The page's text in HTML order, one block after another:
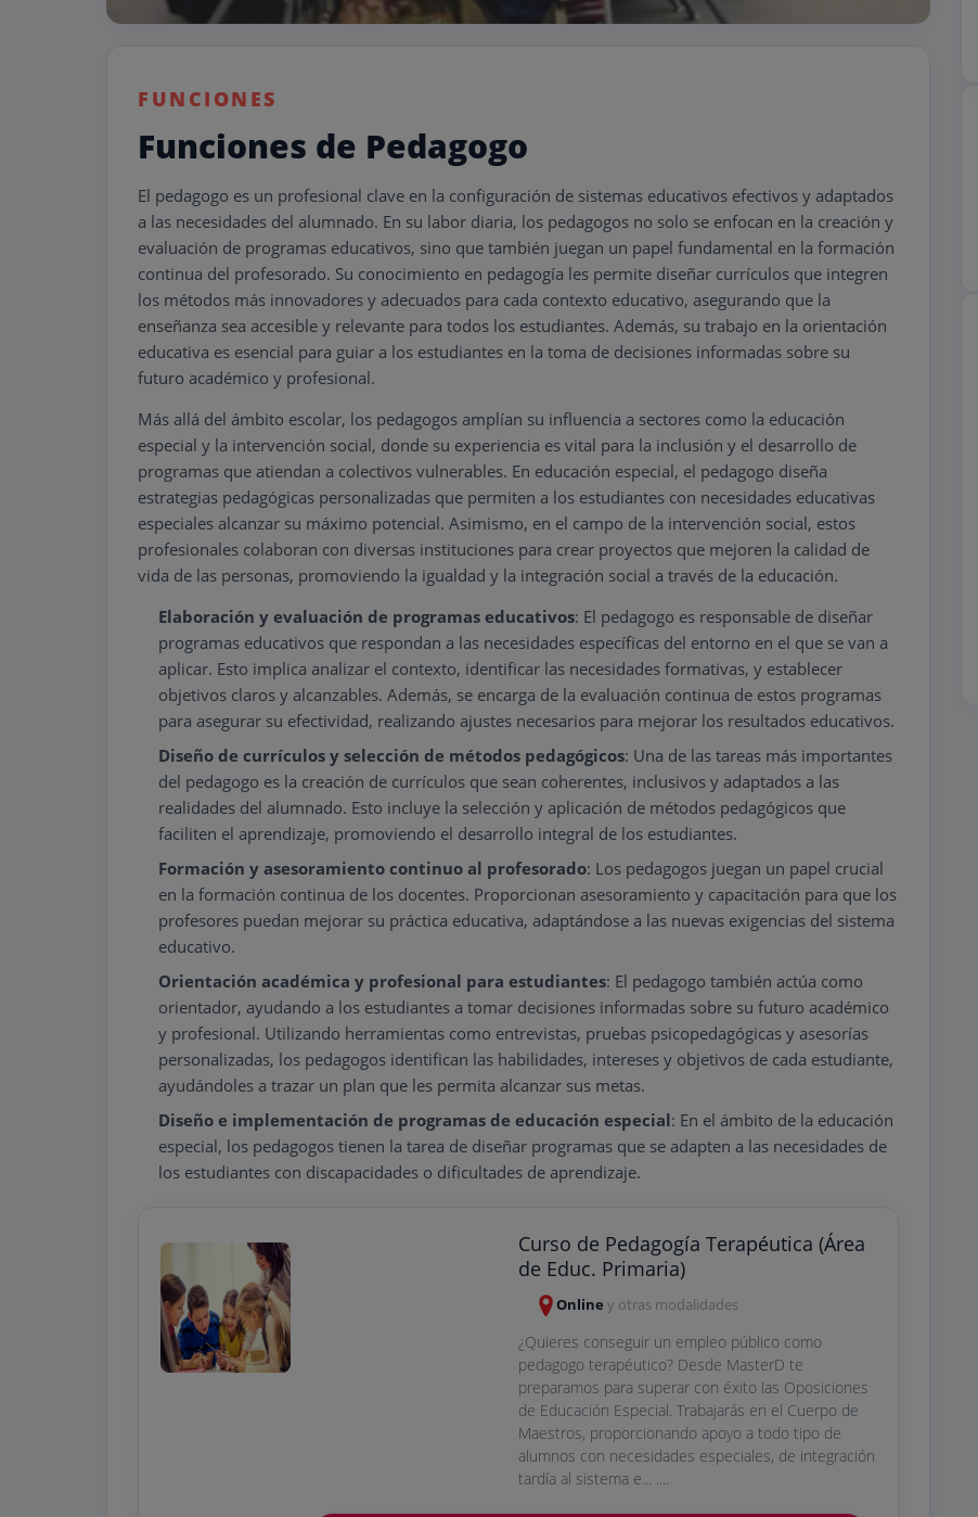
FUNCIONES
Funciones de Pedagogo
El pedagogo es un profesional clave en la configuración de sistemas educativos efectivos y adaptados
a las necesidades del alumnado. En su labor diaria, los pedagogos no solo se enfocan en la creación y
evaluación de programas educativos, sino que también juegan un papel fundamental en la formación
continua del profesorado. Su conocimiento en pedagogía les permite diseñar currículos que integren
los métodos más innovadores y adecuados para cada contexto educativo, asegurando que la
enseñanza sea accesible y relevante para todos los estudiantes. Además, su trabajo en la orientación
educativa es esencial para guiar a los estudiantes en la toma de decisiones informadas sobre su
futuro académico y profesional.
Más allá del ámbito escolar, los pedagogos amplían su influencia a sectores como la educación
especial y la intervención social, donde su experiencia es vital para la inclusión y el desarrollo de
programas que atiendan a colectivos vulnerables. En educación especial, el pedagogo diseña
estrategias pedagógicas personalizadas que permiten a los estudiantes con necesidades educativas
especiales alcanzar su máximo potencial. Asimismo, en el campo de la intervención social, estos
profesionales colaboran con diversas instituciones para crear proyectos que mejoren la calidad de
vida de las personas, promoviendo la igualdad y la integración social a través de la educación.
Elaboración y evaluación de programas educativos: El pedagogo es responsable de diseñar
programas educativos que respondan a las necesidades específicas del entorno en el que se van a
aplicar. Esto implica analizar el contexto, identificar las necesidades formativas, y establecer
objetivos claros y alcanzables. Además, se encarga de la evaluación continua de estos programas
para asegurar su efectividad, realizando ajustes necesarios para mejorar los resultados educativos.
Diseño de currículos y selección de métodos pedagógicos: Una de las tareas más importantes
del pedagogo es la creación de currículos que sean coherentes, inclusivos y adaptados a las
realidades del alumnado. Esto incluye la selección y aplicación de métodos pedagógicos que
faciliten el aprendizaje, promoviendo el desarrollo integral de los estudiantes.
Formación y asesoramiento continuo al profesorado: Los pedagogos juegan un papel crucial
en la formación continua de los docentes. Proporcionan asesoramiento y capacitación para que los
profesores puedan mejorar su práctica educativa, adaptándose a las nuevas exigencias del sistema
educativo.
Orientación académica y profesional para estudiantes: El pedagogo también actúa como
orientador, ayudando a los estudiantes a tomar decisiones informadas sobre su futuro académico
y profesional. Utilizando herramientas como entrevistas, pruebas psicopedagógicas y asesorías
personalizadas, los pedagogos identifican las habilidades, intereses y objetivos de cada estudiante,
ayudándoles a trazar un plan que les permita alcanzar sus metas.
Diseño e implementación de programas de educación especial: En el ámbito de la educación
especial, los pedagogos tienen la tarea de diseñar programas que se adapten a las necesidades de
los estudiantes con discapacidades o dificultades de aprendizaje.
Curso de Pedagogía Terapéutica (Área
de Educ. Primaria)
Online y otras modalidades
¿Quieres conseguir un empleo público como
pedagogo terapéutico? Desde MasterD te
preparamos para superar con éxito las Oposiciones
de Educación Especial. Trabajarás en el Cuerpo de
Maestros, proporcionando apoyo a todo tipo de
alumnos con necesidades especiales, de integración
tardía al sistema e... ....